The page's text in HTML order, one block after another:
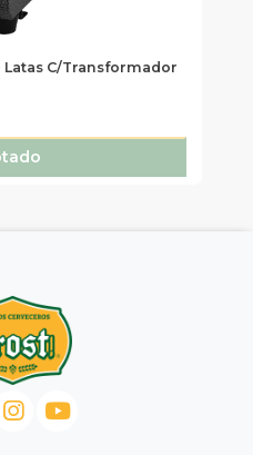
Latas C/transformador